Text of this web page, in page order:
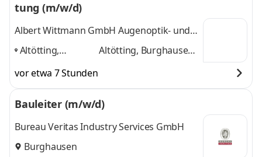
tung (m/w/d)
Albert Wittmann GmbH Augenoptik- und
Hörgeräteakustik Fachbetrieb
Altötting,
Burgkirchen an
der Alz,
Altötting, Burghausen,
vor etwa 7 Stunden
Bauleiter (m/w/d)
Bureau Veritas Industry Services GmbH
Burghausen